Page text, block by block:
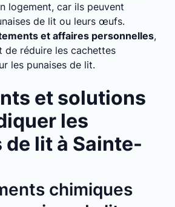
logement, car ils peuvent
de lit ou leurs œufs.
et affaires personnelles,
de réduire les cachettes
les punaises de lit.
et solutions
les
de lit à Sainte-
chimiques